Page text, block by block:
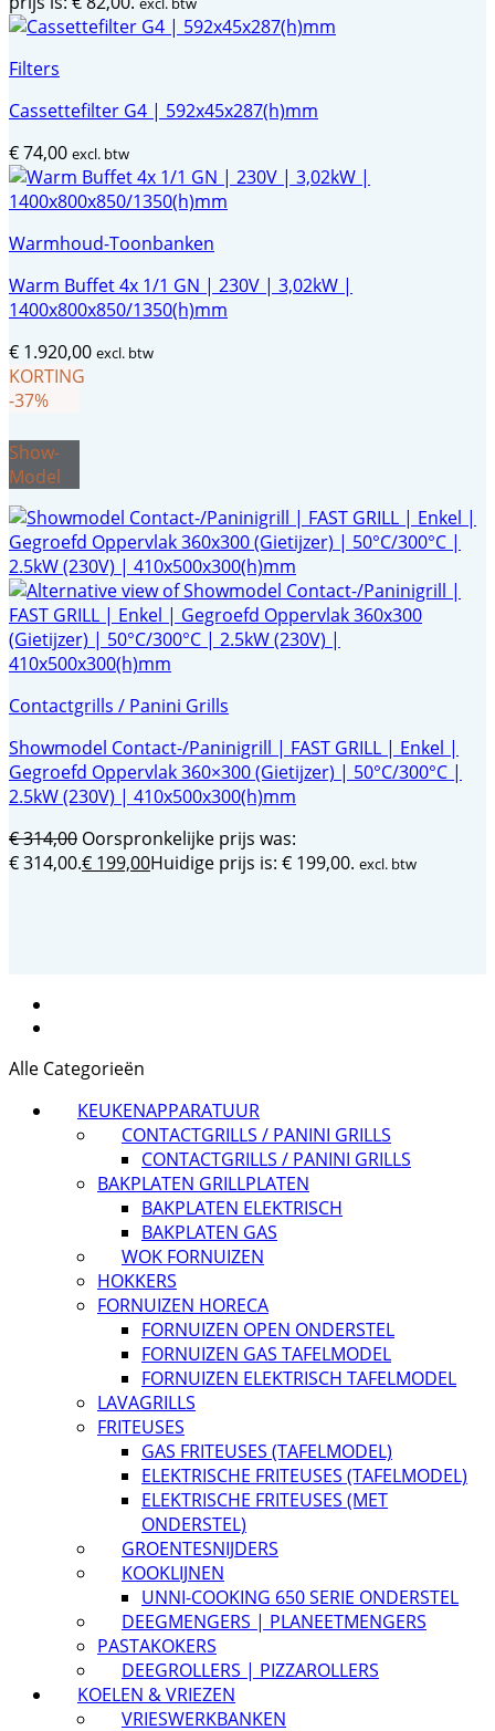
Filters
Cassettefilter G4 | 592x45x287(h)mm
€74,00 excl. btw
Warmhoud-Toonbanken
Warm Buffet 4x 1/1 GN | 230V | 3,02kW |
1400x800x850/1350(h)mm
€ 1.920,00 excl. btw
KORTING
-37%
Show-
Model
Contactgrills / Panini Grills
Showmodel Contact-/Paninigrill | FAST GRILL | Enkel |
Gegroefd Oppervlak 360×300 (Gietijzer) | 50°C/300°C |
2.5kW (230V) | 410x500x300(h)mm
€314,00 Oorspronkelijke prijs was:
€ 314,00.€ 199,00Huidige prijs is: € 199,00. excl. btw
Alle Categorieën
KEUKENAPPARATUUR
CONTACTGRILLS / PANINI GRILLS
CONTACTGRILLS / PANINI GRILLS
BAKPLATEN GRILLPLATEN
BAKPLATEN ELEKTRISCH
BAKPLATEN GAS
WOK FORNUIZEN
HOKKERS
FORNUIZEN HORECA
FORNUIZEN OPEN ONDERSTEL
FORNUIZEN GAS TAFELMODEL
FORNUIZEN ELEKTRISCH TAFELMODEL
LAVAGRILLS
FRITEUSES
GAS FRITEUSES (TAFELMODEL)
ELEKTRISCHE FRITEUSES (TAFELMODEL)
ELEKTRISCHE FRITEUSES (MET
ONDERSTEL)
GROENTESNIJDERS
KOOKLIJNEN
UNNI-COOKING 650 SERIE ONDERSTEL
DEEGMENGERS | PLANEETMENGERS
PASTAKOKERS
DEEGROLLERS | PIZZAROLLERS
KOELEN & VRIEZEN
VRIESWERKBANKEN